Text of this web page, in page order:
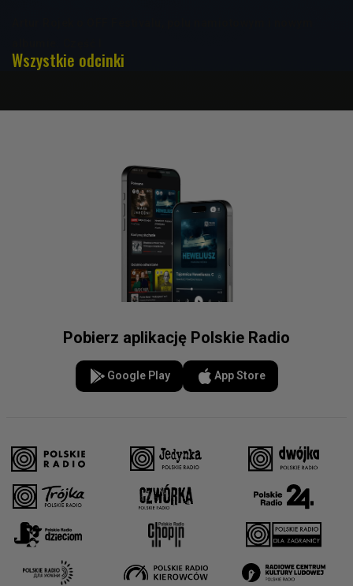
Wszystkie odcinki
Pobierz aplikację Polskie Radio
Google Play App Store